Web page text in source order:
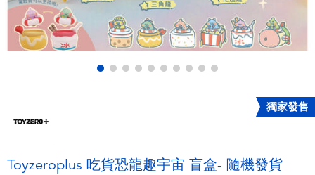
益智學習玩具
戶外及運動用品
Disney Frozen迪士尼冰雪奇緣
Marvel漫威
獨家發售
Toyzeroplus 吃貨恐龍趣宇宙 盲盒- 隨機發貨